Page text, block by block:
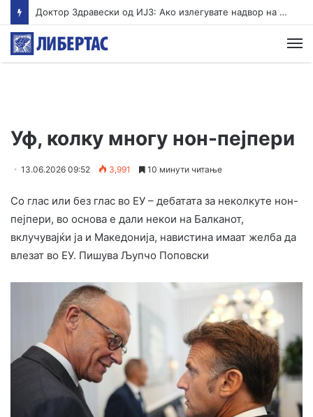
Доктор Здравески од ИЈЗ: Ако излегувате надвор на 39, клима уредите да бидат на околу 25 степени
Уф, колку многу нон-пејпери
13.06.2026 09:52 3,991 10 минути читање
Со глас или без глас во ЕУ – дебатата за неколкуте нон-
пејпери, во основа е дали некои на Балканот,
вклучувајќи ја и Македонија, навистина имаат желба да
влезат во ЕУ. Пишува Љупчо Поповски